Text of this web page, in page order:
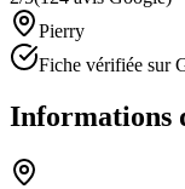
Pierry
Fiche vérifiée sur
Informations